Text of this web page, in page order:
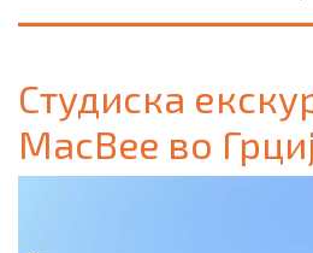
Студиска
MacBee во